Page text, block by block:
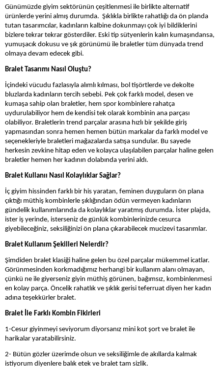
Günümüzde giyim sektörünün çeşitlenmesi ile birlikte alternatif
ürünlerde yerini almış durumda. Şıklıkla birlikte rahatlığı da ön planda
tutan tasarımcılar, kadınların kalbine dokunmayı çok iyi bildiklerini
bizlere tekrar tekrar gösterdiler. Eski tip sütyenlerin kalın kumaşındansa,
yumuşacık dokusu ve şık görünümü ile braletler tüm dünyada trend
olmaya devam edecek gibi.
Bralet Tasarımı Nasıl Oluştu?
İçindeki vücudu fazlasıyla alımlı kılması, bol tişörtlerde ve dekolte
bluzlarda kadınların tercih sebebi. Pek çok farklı model, desen ve
kumaşa sahip olan braletler, hem spor kombinlere rahatça
uydurulabiliyor hem de kendisi tek olarak kombinin ana parçası
olabiliyor. Braletlerin trend parçalar arasına hızlı bir şekilde giriş
yapmasından sonra hemen hemen bütün markalar da farklı model ve
seçenekleriyle braletleri mağazalarda satışa sundular. Bu sayede
herkesin zevkine hitap eden ve kolayca ulaşılabilen parçalar haline gelen
braletler hemen her kadının dolabında yerini aldı.
Bralet Kullanıı Nasıl Kolaylıklar Sağlar?
İç giyim hissinden farklı bir his yaratan, feminen duyguların ön plana
çıktığı müthiş kombinlerle şıklığından ödün vermeyen kadınların
gündelik kullanımlarında da kolaylıklar yaratmış durumda. İster plajda,
ister iş yerinde, isterseniz de günlük kombinlerinizde cesurca
giyebileceğiniz, seksiliğinizi ön plana çıkarabilecek mucizevi tasarımlar.
Bralet Kullanım Şekilleri Nelerdir?
Şimdiden bralet klasiği haline gelen bu özel parçalar mükemmel icatlar.
Görünmesinden korkmadığımız herhangi bir kullanım alanı olmayan,
çünkü ne ile giyerseniz giyin müthiş görünen, bağımsız, kombinlenmesi
en kolay parça. Öncelik rahatlık ve şıklık gerisi teferruat diyen her kadın
adına teşekkürler bralet.
Bralet İle Farklı Kombin Fikirleri
1-Cesur giyinmeyi seviyorum diyorsanız mini kot şort ve bralet ile
harikalar yaratabilirsiniz.
2- Bütün gözler üzerimde olsun ve seksiliğimle de akıllarda kalmak
istiyorum diyenlere balık etek ve bralet tam sizlik.